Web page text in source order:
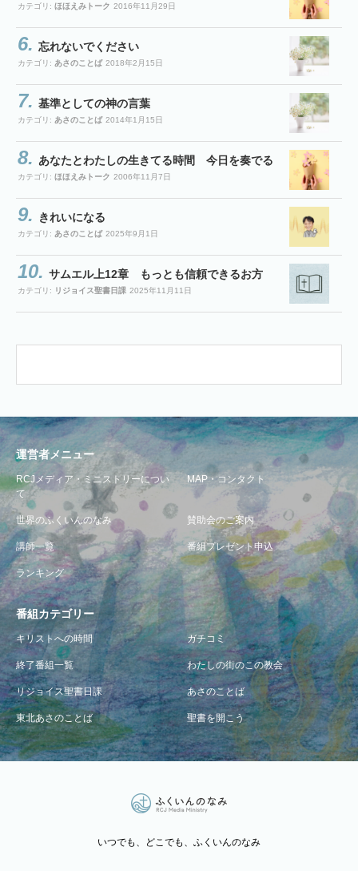
カテゴリ: ほほえみトーク 2016年11月29日
忘れないでください
カテゴリ: あさのことば 2018年2月15日
基準としての神の言葉
カテゴリ: あさのことば 2014年1月15日
あなたとわたしの生きてる時間 今日を奏でる
カテゴリ: ほほえみトーク 2006年11月7日
きれいになる
カテゴリ: あさのことば 2025年9月1日
サムエル上12章 もっとも信頼できるお方
カテゴリ: リジョイス聖書日課 2025年11月11日
運営者メニュー
RCJメディア・ミニストリーについ
て
MAP・コンタクト
世界のふくいんのなみ 賛助会のご案内
講師一覧 番組プレゼント申込
ランキング
番組カテゴリー
キリストへの時間 ガチコミ
終了番組一覧 わたしの街のこの教会
リジョイス聖書日課 あさのことば
東北あさのことば 聖書を開こう
いつでも、どこでも、ふくいんのなみ